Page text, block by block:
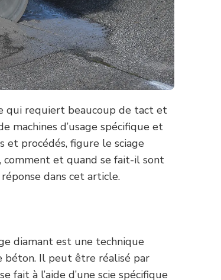
qui requiert beaucoup de tact et
machines d’usage spécifique et
et procédés, figure le sciage
comment et quand se fait-il sont
dans cet article.
diamant est une technique
béton. Il peut être réalisé par
fait à l’aide d’une scie spécifique